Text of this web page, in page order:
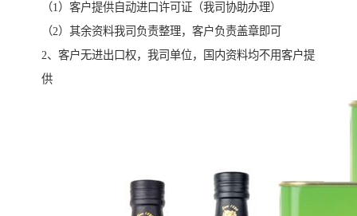
（1）客户提供自动进口许可证（我司协助办理）
（2）其余资料我司负责整理，客户负责盖章即可
2、客户无进出口权，我司单位，国内资料均不用客户提
供